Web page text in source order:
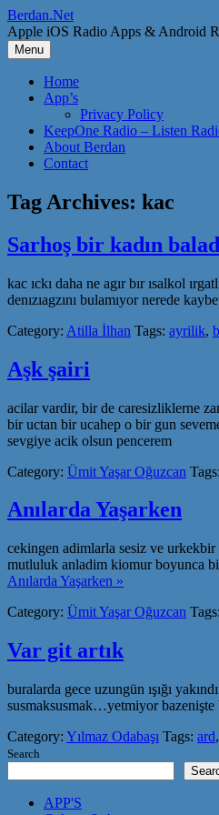
Skip
to
content
Berdan.Net
Apple iOS Radio Apps & Android
Menu
Home
App’s
Privacy Policy
KeepOne Radio – Listen
About Berdan
Contact
Tag Archives: kac
Sarhoş bir kadın
kac ıckı daha ne agır bır ısalkol
denızıagzını bulamıyor nerede
Category: Atilla İlhan Tags: ayrilik,
Aşk şairi
acilar vardir, bir de caresizliklerne
bir uctan bir ucahep o bir gun
sevgiye acik olsun pencerem
Category: Ümit Yaşar Oğuzcan Tags:
Anılarda Yaşarken
cekingen adimlarla sesiz ve
mutluluk anladim kiomur boyunca
Anılarda Yaşarken »
Category: Ümit Yaşar Oğuzcan Tags:
Var git artık
buralarda gece uzungün ışığı
susmaksusmak…yetmiyor bazenişte
Category: Yılmaz Odabaşı Tags: ard,
Search
APP'S